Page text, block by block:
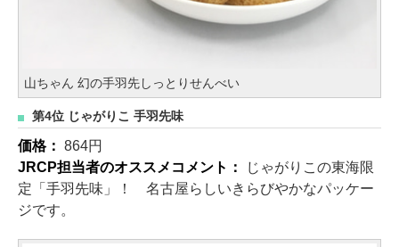
山ちゃん 幻の手羽先しっとりせんべい
第4位 じゃがりこ 手羽先味
価格： 864円
JRCP担当者のオススメコメント：
じゃがりこの東海限
定「手羽先味」！ 名古屋らしいきらびやかなパッケー
ジです。